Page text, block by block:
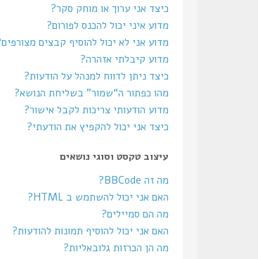
כיצד אני ערוך או מוחק סקר?
מדוע איני יכול להכנס לפורום?
מדוע אני לא יכול להוסיף קבצים
מדוע קיבלתי אזהרה?
כיצד ניתן לדווח למנהל על הודעות?
מהו כפתור ה“שמור” בשליחת הנושא?
מדוע הודעותי צריכות לקבל אישור?
כיצד אני יכול להקפיץ את הודעתי?
עיצוב טקסט וסוגי נושאים
מה זה BBCode?
האם אני יכול להשתמש ב HTML?
מה הם סמיילים?
האם אני יכול להוסיף תמונות להודעות?
מה הן הכרזות גלובאליות?